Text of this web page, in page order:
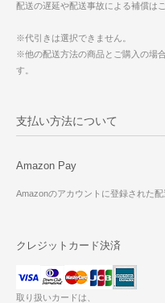
配送の遅延や配送事故による補償は
※代引きは選択できません。
※他の配送方法の商品とご購入の場
す。
支払い方法について
Amazon Pay
Amazonのアカウントに登録された
クレジットカード決済
取り扱いカードは、